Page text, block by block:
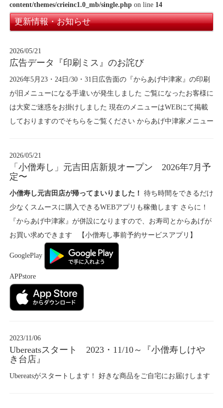
content/themes/crieinc1.0_mb/single.phpon line 14
更新情報・お知らせ
2026/05/21
広告データ『印刷ミス』のお詫び
2026年5月23・24日/30・31日広告面の『からあげ中津家』の印刷
が旧メニューになる手違いが発生しました ご覧になったお客様に
は大変ご迷惑をお掛けしました 現在のメニューはWEBにて掲載
しておりますのでそちらをご覧ください からあげ中津家メニュー
2026/05/21
「小僧寿し」元吉田店新規オープン 2026年7月予
定〜
小僧寿し元吉田店が帰ってまいりました！ 待ち時間をできるだけ
少なくスムースに購入できるWEBアプリも稼働します さらに！
『からあげ中津家』が併設になりますので、お寿司とからあげが
お買い求めできます 【小僧寿し事前予約サービスアプリ】
GooglePlay
APPstore
2023/11/06
Ubereatsスタート 2023・11/10～『小僧寿しけや
き台店』
Ubereatsがスタートします！ 好きな商品をご自宅にお届けします